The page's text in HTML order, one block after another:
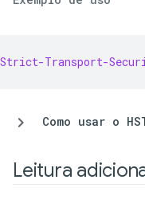
Strict-Transport-
Como usar o
Leitura